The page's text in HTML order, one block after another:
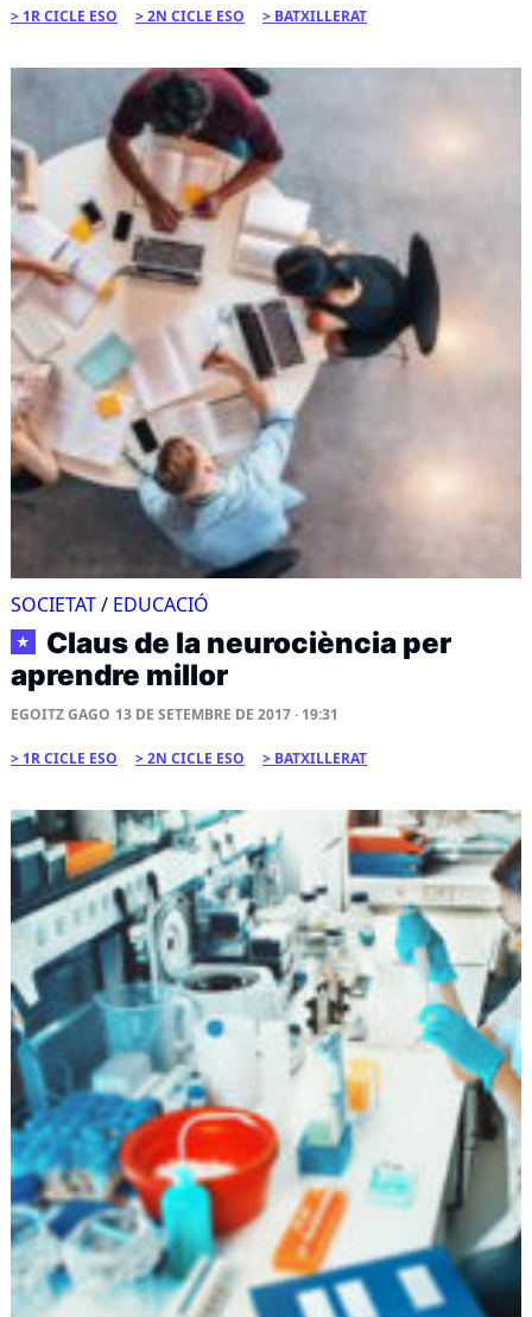
1R CICLE ESO 2N CICLE ESO BATXILLERAT
SOCIETAT/ EDUCACIÓ
★
Claus de la neurociència per
aprendre millor
EGOITZ GAGO 13 DE SETEMBRE DE 2017 · 19:31
1R CICLE ESO 2N CICLE ESO BATXILLERAT